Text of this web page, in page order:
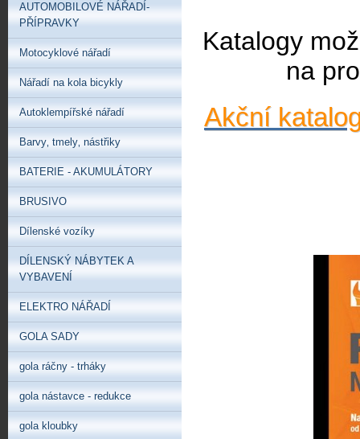
Katalogy
na
Akční
AUTOMOBILOVÉ NÁŘADÍ-
PŘÍPRAVKY
Motocyklové nářadí
Nářadí na kola bicykly
Autoklempířské nářadí
Barvy‚ tmely‚ nástřiky
BATERIE - AKUMULÁTORY
BRUSIVO
Dílenské vozíky
DÍLENSKÝ NÁBYTEK A
VYBAVENÍ
ELEKTRO NÁŘADÍ
GOLA SADY
gola ráčny - trháky
gola nástavce - redukce
gola kloubky